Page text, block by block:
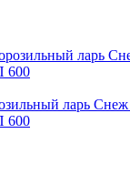
ларь Снеж